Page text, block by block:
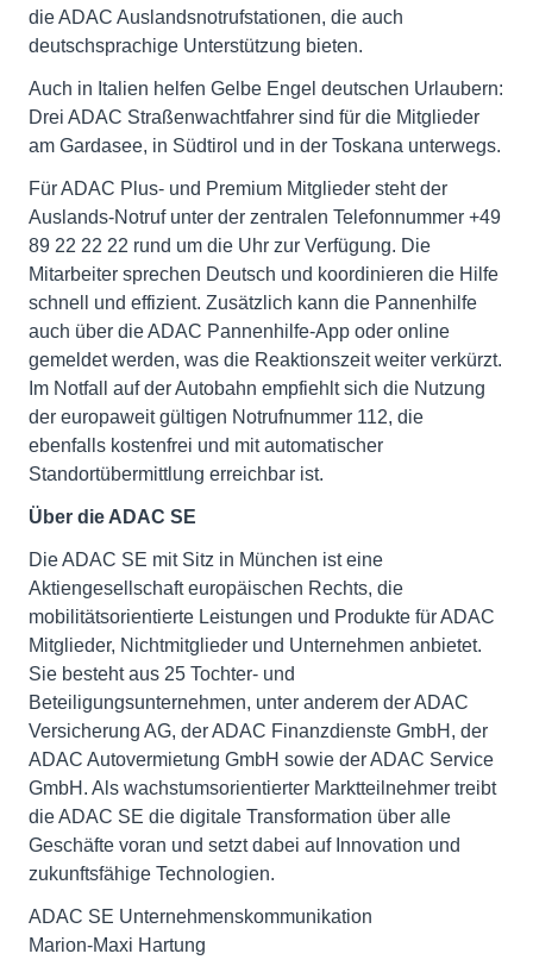
die ADAC Auslandsnotrufstationen, die auch
deutschsprachige Unterstützung bieten.
Auch in Italien helfen Gelbe Engel deutschen Urlaubern:
Drei ADAC Straßenwachtfahrer sind für die Mitglieder
am Gardasee, in Südtirol und in der Toskana unterwegs.
Für ADAC Plus- und Premium Mitglieder steht der
Auslands-Notruf unter der zentralen Telefonnummer +49
89 22 22 22 rund um die Uhr zur Verfügung. Die
Mitarbeiter sprechen Deutsch und koordinieren die Hilfe
schnell und effizient. Zusätzlich kann die Pannenhilfe
auch über die ADAC Pannenhilfe-App oder online
gemeldet werden, was die Reaktionszeit weiter verkürzt.
Im Notfall auf der Autobahn empfiehlt sich die Nutzung
der europaweit gültigen Notrufnummer 112, die
ebenfalls kostenfrei und mit automatischer
Standortübermittlung erreichbar ist.
Über die ADAC SE
Die ADAC SE mit Sitz in München ist eine
Aktiengesellschaft europäischen Rechts, die
mobilitätsorientierte Leistungen und Produkte für ADAC
Mitglieder, Nichtmitglieder und Unternehmen anbietet.
Sie besteht aus 25 Tochter- und
Beteiligungsunternehmen, unter anderem der ADAC
Versicherung AG, der ADAC Finanzdienste GmbH, der
ADAC Autovermietung GmbH sowie der ADAC Service
GmbH. Als wachstumsorientierter Marktteilnehmer treibt
die ADAC SE die digitale Transformation über alle
Geschäfte voran und setzt dabei auf Innovation und
zukunftsfähige Technologien.
ADAC SE Unternehmenskommunikation
Marion-Maxi Hartung